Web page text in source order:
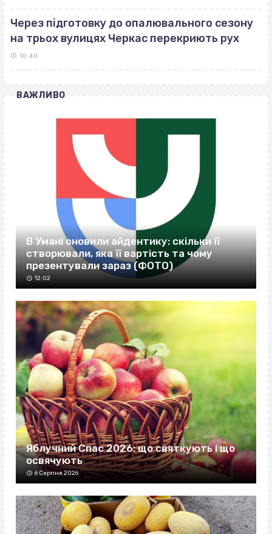
Через підготовку до опалювального сезону
на трьох вулицях Черкас перекриють рух
10:40
ВАЖЛИВО
В Умані оновили айдентику: скільки її
створювали, яка її вартість та чому
презентували зараз (ФОТО)
12:02
Яблучний Спас 2026: що святкують і що
освячують
6 Серпня 2026